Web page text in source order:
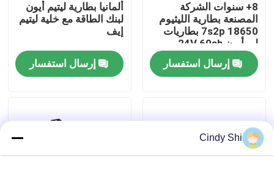
اطلب اقتباس
بطارية الليثيوم رافعة شوكية
48 فولت بطارية ليثيوم أيون لفورت
8+ سنوات الشركة
المصنعة بطارية الليثيوم
18650 7s2p بطاريات
لي أيون 24V 60ah
إرسال استفسار
ألمانيا بطارية ليتيم أيون
لبنك الطاقة مع خلية ليتيم
إيف
إرسال استفسار
Cindy Shi